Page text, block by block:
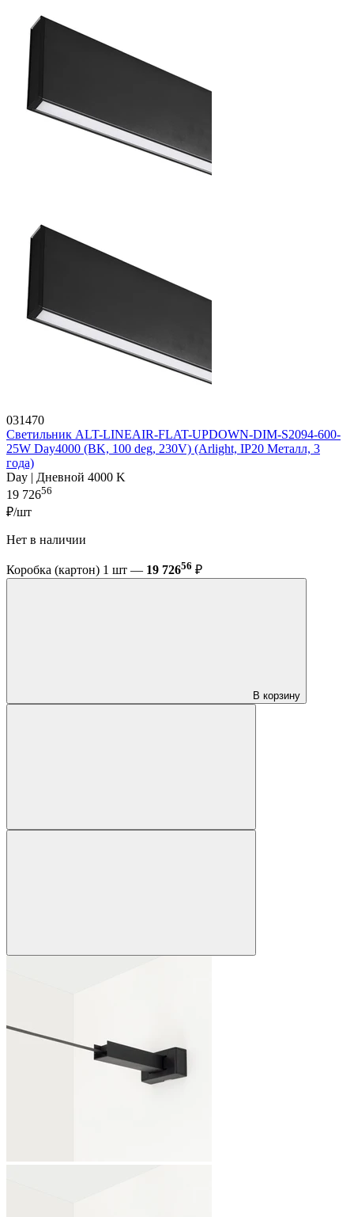
031470
Светильник ALT-LINEAIR-FLAT-UPDOWN-DIM-S2094-600-
25W Day4000 (BK, 100 deg, 230V) (Arlight, IP20 Металл, 3
года)
Day | Дневной 4000 K
19 72656
₽/шт
Нет в наличии
Коробка (картон) 1 шт — 19 72656 ₽
В корзину